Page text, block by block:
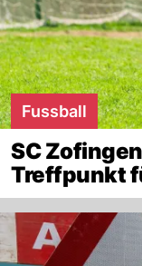
Fussball
SC
Treffpunkt